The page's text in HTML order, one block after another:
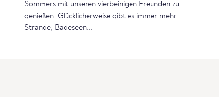
Sommers mit unseren vierbeinigen Freunden zu
genießen. Glücklicherweise gibt es immer mehr
Strände, Badeseen...